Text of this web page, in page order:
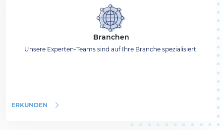
Branchen
Unsere Experten-Teams sind auf Ihre Branche spezialisiert.
ERKUNDEN